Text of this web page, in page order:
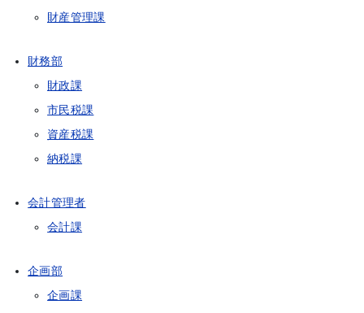
財産管理課
財務部
財政課
市民税課
資産税課
納税課
会計管理者
会計課
企画部
企画課